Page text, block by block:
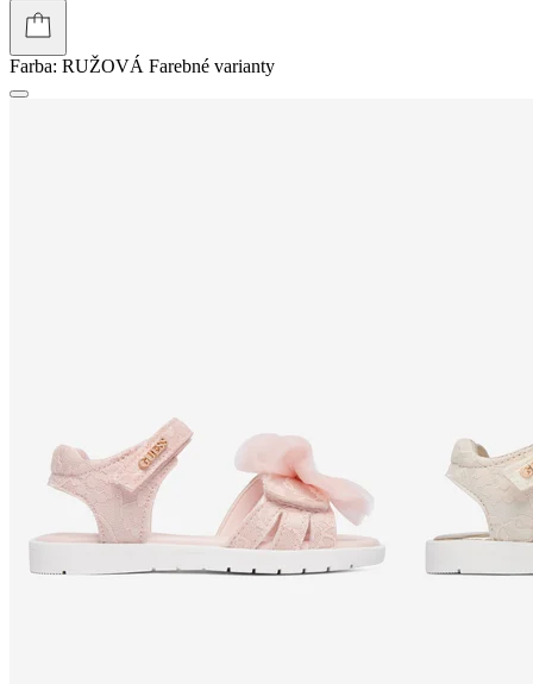
Farba: RUŽOVÁ Farebné varianty